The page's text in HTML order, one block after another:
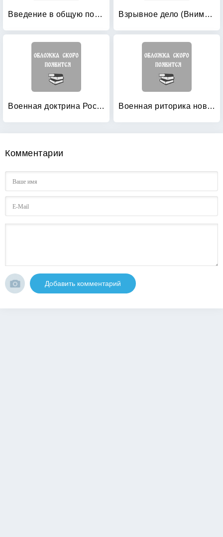
Введение в общую погранометрику Взрывное дело (Внимание, взрыв)
Военная доктрина Российской Федерации Военная риторика новейшего времени
Комментарии